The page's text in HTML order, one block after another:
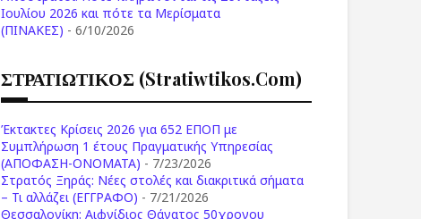
Ιουλίου 2026 και πότε τα Μερίσματα
(ΠΙΝΑΚΕΣ) - 6/10/2026
ΣΤΡΑΤΙΩΤΙΚΟΣ (stratiwtikos.com)
Έκτακτες Κρίσεις 2026 για 652 ΕΠΟΠ με
Συμπλήρωση 1 έτους Πραγματικής Υπηρεσίας
(ΑΠΟΦΑΣΗ-ONOMATA) - 7/23/2026
Στρατός Ξηράς: Νέες στολές και διακριτικά σήματα
– Τι αλλάζει (ΕΓΓΡΑΦΟ) - 7/21/2026
Θεσσαλονίκη: Αιφνίδιος Θάνατος 50χρονου